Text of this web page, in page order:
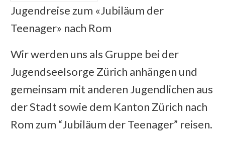
Jugendreise zum «Jubiläum der
Teenager» nach Rom
Wir werden uns als Gruppe bei der
Jugendseelsorge Zürich anhängen und
gemeinsam mit anderen Jugendlichen aus
der Stadt sowie dem Kanton Zürich nach
Rom zum “Jubiläum der Teenager” reisen.